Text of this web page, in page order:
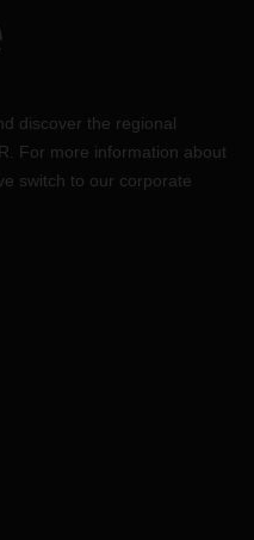
discover the regional
For more information about
switch to our corporate